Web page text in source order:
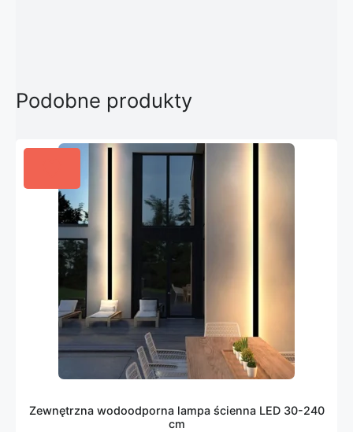
Podobne produkty
Zewnętrzna wodoodporna lampa ścienna LED 30-240
cm